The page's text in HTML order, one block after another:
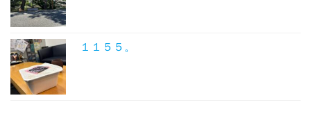
１１５５。